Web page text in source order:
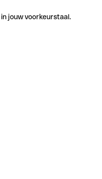
jouw voorkeurstaal.